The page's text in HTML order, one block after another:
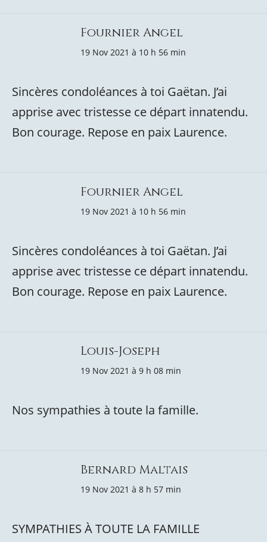
Fournier Angel
19 Nov 2021 à 10 h 56 min
Sincères condoléances à toi Gaëtan. J’ai
apprise avec tristesse ce départ innatendu.
Bon courage. Repose en paix Laurence.
Fournier Angel
19 Nov 2021 à 10 h 56 min
Sincères condoléances à toi Gaëtan. J’ai
apprise avec tristesse ce départ innatendu.
Bon courage. Repose en paix Laurence.
Louis-Joseph
19 Nov 2021 à 9 h 08 min
Nos sympathies à toute la famille.
Bernard Maltais
19 Nov 2021 à 8 h 57 min
SYMPATHIES À TOUTE LA FAMILLE